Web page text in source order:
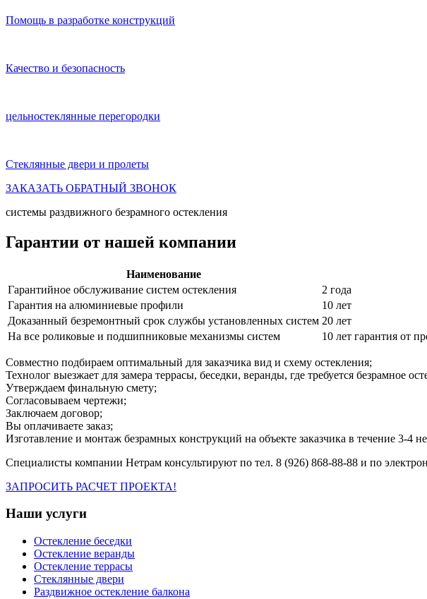
Помощь в разработке конструкций
Качество и безопасность
цельностеклянные перегородки
Стеклянные двери и пролеты
ЗАКАЗАТЬ ОБРАТНЫЙ ЗВОНОК
системы раздвижного безрамного остекления
Гарантии от нашей компании
Наименование
Гарантийное обслуживание систем остекления
2 года
Гарантия на алюминиевые профили
10 лет
Доказанный безремонтный срок службы установленных систем 20 лет
На все роликовые и подшипниковые механизмы систем
10 лет гарантия от
Совместно подбираем оптимальный для заказчика вид и схему остекления;
Технолог выезжает для замера террасы, беседки, веранды, где требуется безрамное
Утверждаем финальную смету;
Согласовываем чертежи;
Заключаем договор;
Вы оплачиваете заказ;
Изготавление и монтаж безрамных конструкций на объекте заказчика в течение 3-4
Специалисты компании Нетрам консультируют по тел. 8 (926) 868-88-88 и по
ЗАПРОСИТЬ РАСЧЕТ ПРОЕКТА!
Наши услуги
Остекление беседки
Остекление веранды
Остекление террасы
Стеклянные двери
Раздвижное остекление балкона